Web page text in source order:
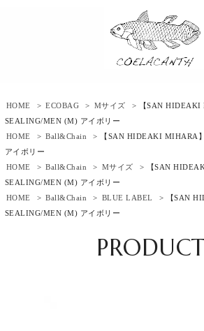
HOME > ECOBAG > Mサイズ
> 【SAN HIDEAKI
SEALING/MEN (M) アイボリー
HOME
> Ball&Chain
> 【SAN HIDEAKI MIHARA
アイボリー
HOME
> Ball&Chain > Mサイズ
> 【SAN
SEALING/MEN (M) アイボリー
HOME
> Ball&Chain > BLUE LABEL
> 【SAN
SEALING/MEN (M) アイボリー